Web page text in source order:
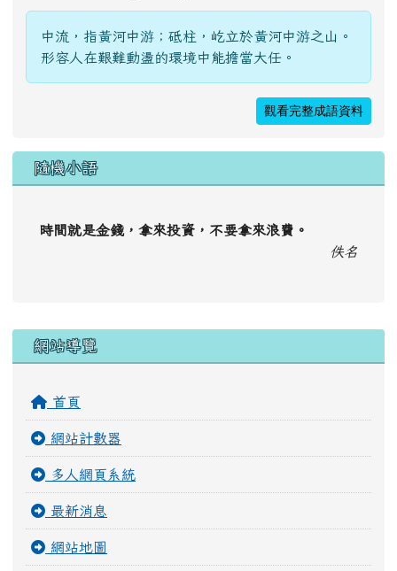
中流，指黃河中游；砥柱，屹立於黃河中游之山。
形容人在艱難動盪的環境中能擔當大任。
觀看完整成語資料
隨機小語
時間就是金錢，拿來投資，不要拿來浪費。
佚名
右邊區域內容
網站導覽
首頁
網站計數器
多人網頁系統
最新消息
網站地圖